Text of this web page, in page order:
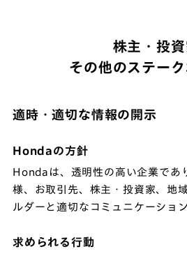
株主・投
その他のステー
適時・適切な情報の開示
Hondaの方針
Hondaは、透明性の高い企業であ
様、お取引先、株主・投資家、地
ルダーと適切なコミュニケーショ
求められる行動